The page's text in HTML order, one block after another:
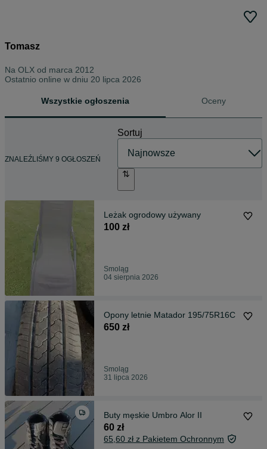
Tomasz
Na OLX od marca 2012
Ostatnio online w dniu 20 lipca 2026
Wszystkie ogłoszenia Oceny
ZNALEŹLIŚMY 9 OGŁOSZEŃ
Sortuj
Leżak ogrodowy używany
100 zł
Smoląg
04 sierpnia 2026
Opony letnie Matador 195/75R16C
650 zł
Smoląg
31 lipca 2026
Buty męskie Umbro Alor II
60 zł
65,60 zł z Pakietem Ochronnym